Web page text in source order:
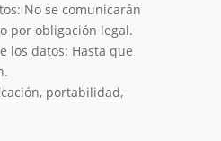
No se comunicarán
por obligación legal.
los datos: Hasta que
portabilidad,